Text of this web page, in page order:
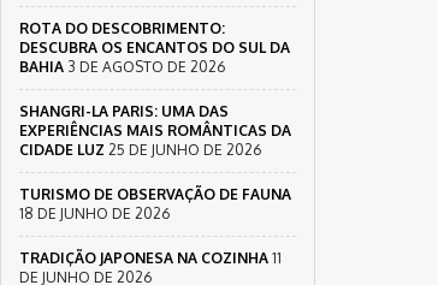
ROTA DO DESCOBRIMENTO:
DESCUBRA OS ENCANTOS DO SUL DA
BAHIA 3 DE AGOSTO DE 2026
SHANGRI-LA PARIS: UMA DAS
EXPERIÊNCIAS MAIS ROMÂNTICAS DA
CIDADE LUZ 25 DE JUNHO DE 2026
TURISMO DE OBSERVAÇÃO DE FAUNA
18 DE JUNHO DE 2026
TRADIÇÃO JAPONESA NA COZINHA 11
DE JUNHO DE 2026